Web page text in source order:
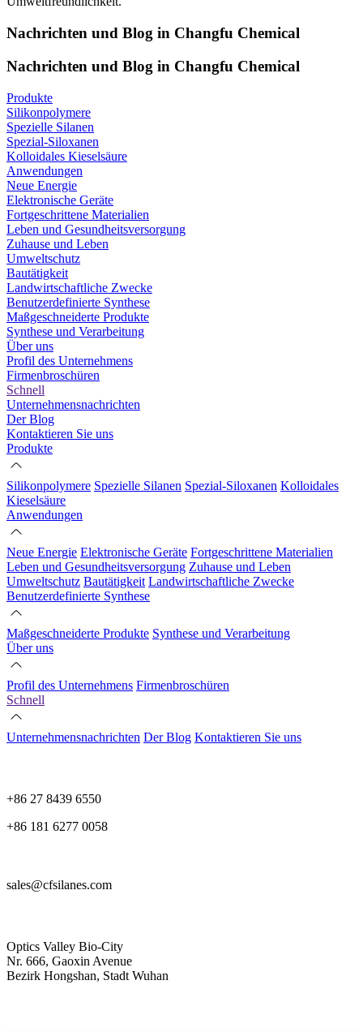
Nachrichten und Blog in Changfu Chemical
Nachrichten und Blog in Changfu Chemical
Produkte
Silikonpolymere
Spezielle Silanen
Spezial-Siloxanen
Kolloidales Kieselsäure
Anwendungen
Neue Energie
Elektronische Geräte
Fortgeschrittene Materialien
Leben und Gesundheitsversorgung
Zuhause und Leben
Umweltschutz
Bautätigkeit
Landwirtschaftliche Zwecke
Benutzerdefinierte Synthese
Maßgeschneiderte Produkte
Synthese und Verarbeitung
Über uns
Profil des Unternehmens
Firmenbroschüren
Schnell
Unternehmensnachrichten
Der Blog
Kontaktieren Sie uns
Produkte
Silikonpolymere Spezielle Silanen Spezial-Siloxanen Kolloidales
Kieselsäure
Anwendungen
Neue Energie Elektronische Geräte Fortgeschrittene Materialien
Leben und Gesundheitsversorgung Zuhause und Leben
Umweltschutz Bautätigkeit Landwirtschaftliche Zwecke
Benutzerdefinierte Synthese
Maßgeschneiderte Produkte Synthese und Verarbeitung
Über uns
Profil des Unternehmens Firmenbroschüren
Schnell
Unternehmensnachrichten Der Blog Kontaktieren Sie uns
+86 27 8439 6550
+86 181 6277 0058
sales@cfsilanes.com
Optics Valley Bio-City
Nr. 666, Gaoxin Avenue
Bezirk Hongshan, Stadt Wuhan